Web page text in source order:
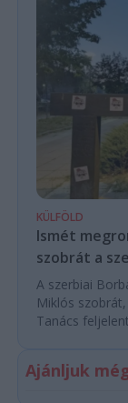
KÜLFÖLD
Ismét
szobrát a
A szerbiai
Miklós
Tanács
Ajánljuk